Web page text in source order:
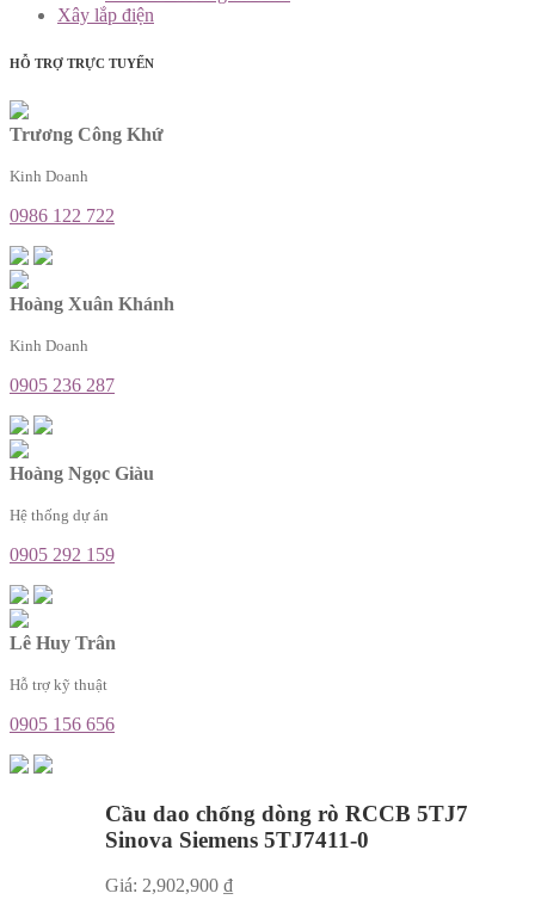
Xây lắp điện
HỖ TRỢ TRỰC TUYẾN
Trương Công Khứ
Kinh Doanh
0986 122 722
Hoàng Xuân Khánh
Kinh Doanh
0905 236 287
Hoàng Ngọc Giàu
Hệ thống dự án
0905 292 159
Lê Huy Trân
Hỗ trợ kỹ thuật
0905 156 656
Cầu dao chống dòng rò RCCB 5TJ7
Sinova Siemens 5TJ7411-0
Giá: 2,902,900 ₫